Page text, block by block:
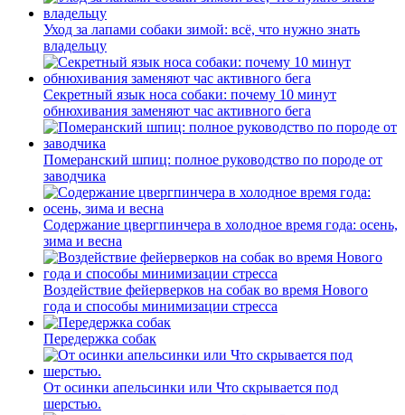
Уход за лапами собаки зимой: всё, что нужно знать
владельцу
Секретный язык носа собаки: почему 10 минут
обнюхивания заменяют час активного бега
Померанский шпиц: полное руководство по породе от
заводчика
Содержание цвергпинчера в холодное время года: осень,
зима и весна
Воздействие фейерверков на собак во время Нового
года и способы минимизации стресса
Передержка собак
От осинки апельсинки или Что скрывается под
шерстью.